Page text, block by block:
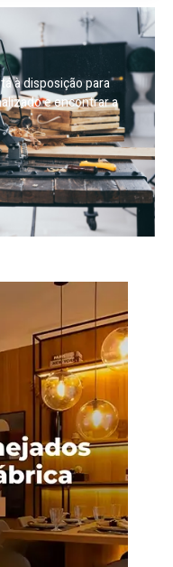
à disposição para
e encontrar a